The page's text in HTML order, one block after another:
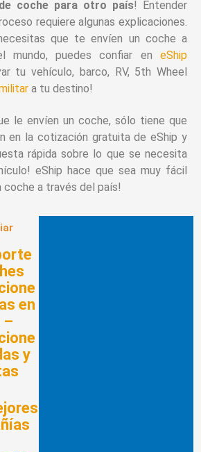
coche para otro país! Entender
requiere algunas explicaciones.
que te envíen un coche a
mundo, puedes confiar en eShip
tu vehículo, barco, RV, 5th Wheel
a tu destino!
le envíen un coche, sólo tiene que
en la cotización gratuita de eShip y
rápida sobre lo que se necesita
eShip hace que sea muy fácil
coche a través del país!
en
–
y